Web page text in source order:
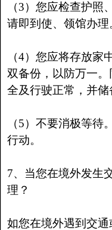
（3）您应检查护照
请即到使、领馆办理
（4）您应将存放家
双备份，以防万一
全及行驶正常，并储
（5）不要消极等待
行动。
7、当您在境外发生
理？
如您在境外遇到交